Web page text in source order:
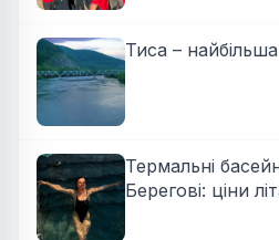
Тиса –
Термальні
Берегові: ціни